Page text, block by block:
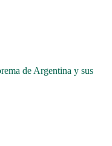
de Argentina y sus